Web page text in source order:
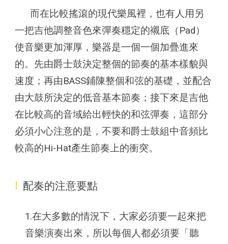
而在比較搖滾的現代樂風裡，也有人用另
一把吉他調整音色來彈奏穩定的襯底（Pad）
使音樂更加渾厚，樂器是一個一個加疊進來
的。先由爵士鼓決定整個的節奏的基本樣貌與
速度；再由BASS鋪陳整個和弦的基礎，並配合
由大鼓所決定的低音基本節奏；接下來是吉他
在比較高的音域給出輕快的和弦彈奏，這部分
必須小心注意的是，不要和爵士鼓組中音頻比
較高的Hi-Hat產生節奏上的衝突。
I 配奏的注意要點
1.在大多數的情況下，大家必須要一起來把
音樂演奏出來，所以每個人都必須要「聽